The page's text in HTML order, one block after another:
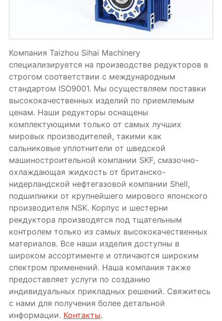
Компания Taizhou Sihai Machinery
специализируется на производстве редукторов в
строгом соответствии с международным
стандартом ISO9001. Мы осуществляем поставки
высококачественных изделий по приемлемым
ценам. Наши редукторы оснащены
комплектующими только от самых лучших
мировых производителей, такими как
сальниковые уплотнители от шведской
машиностроительной компании SKF, смазочно-
охлаждающая жидкость от британско-
нидерландской нефтегазовой компании Shell,
подшипники от крупнейшего мирового японского
производителя NSK. Корпус и шестерни
рекдуктора производятся под тщательным
контролем только из самых высококачественных
материалов. Все наши изделия доступны в
широком ассортименте и отличаются широким
спектром применений. Наша компания также
предоставляет услуги по созданию
индивидуальных прикладных решений. Свяжитесь
с нами для получения более детальной
информации. Контакты.